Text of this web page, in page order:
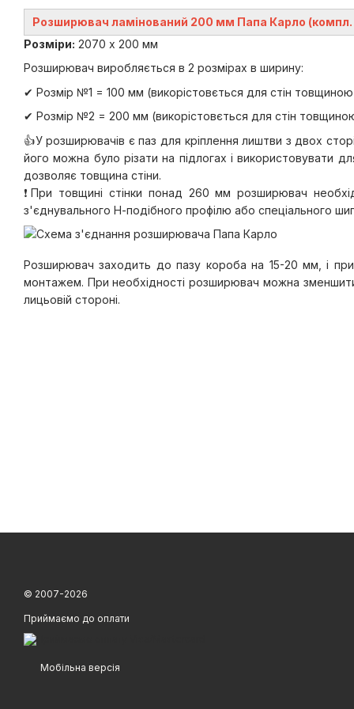
Розширювач ламінований 200 мм Папа Карло
Розміри: 2070 х 200 мм
Розширювач виробляється в 2 розмірах в ширину:
✔ Розмір №1 = 100 мм (викорістовється для стін
✔ Розмір №2 = 200 мм (викорістовється для стін
👍У розширювачів є паз для кріплення лиштви з двох
його можна було різати на підлогах і використовувати
дозволяє товщина стіни.
❗️При товщині стінки понад 260 мм розширювач
з'єднувального Н-подібного профілю або спеціального
Розширювач заходить до пазу короба на 15-20 мм, і
монтажем. При необхідності розширювач можна
лицьовій стороні.
© 2007-2026
Приймаємо до оплати
Мобільна версія